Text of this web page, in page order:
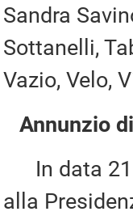
Sandra
Sottanelli,
Vazio, Velo,
Annunzio
In data 21
alla